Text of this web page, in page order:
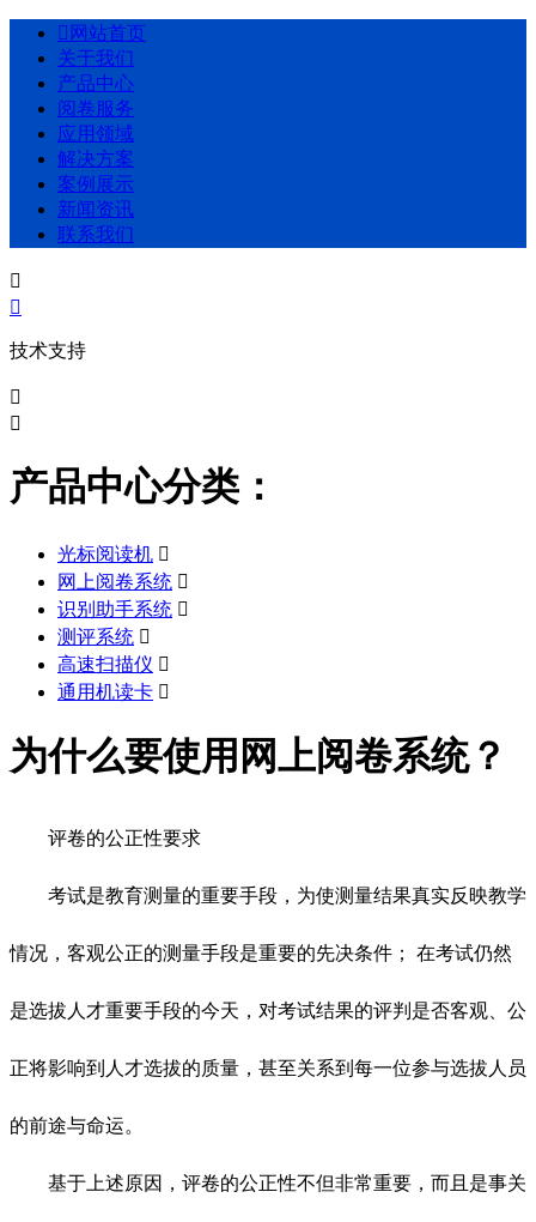
 网站首页
关于我们
产品中心
阅卷服务
应用领域
解决方案
案例展示
新闻资讯
联系我们


技术支持


产品中心分类：
光标阅读机 
网上阅卷系统 
识别助手系统 
测评系统 
高速扫描仪 
通用机读卡 
为什么要使用网上阅卷系统？
评卷的公正性要求
考试是教育测量的重要手段，为使测量结果真实反映教学
情况，客观公正的测量手段是重要的先决条件； 在考试仍然
是选拔人才重要手段的今天，对考试结果的评判是否客观、公
正将影响到人才选拔的质量，甚至关系到每一位参与选拔人员
的前途与命运。
基于上述原因，评卷的公正性不但非常重要，而且是事关